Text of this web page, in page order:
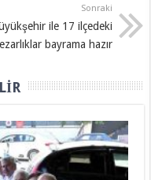
Sonraki
ile 17 ilçedeki
bayrama hazır